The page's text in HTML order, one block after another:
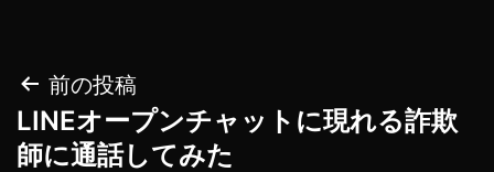
投
稿
前の投稿
LINEオープンチャットに現れる詐欺
師に通話してみた